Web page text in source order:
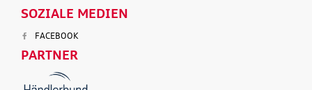
SOZIALE MEDIEN
FACEBOOK
PARTNER